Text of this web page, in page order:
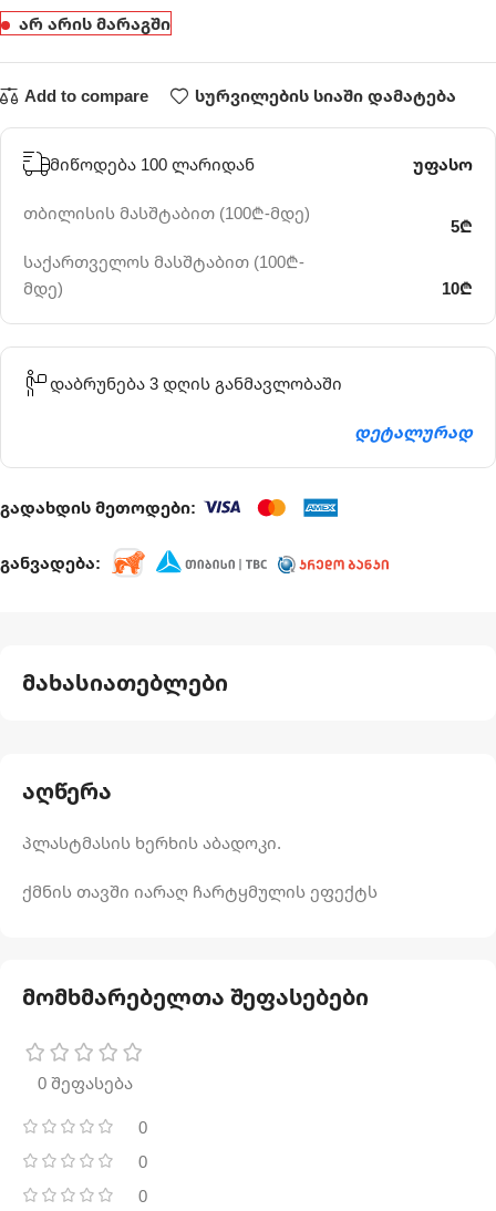
არ არის მარაგში
Add to compare სურვილების სიაში დამატება
მიწოდება 100 ლარიდან
თბილისის მასშტაბით (100₾-მდე)
საქართველოს მასშტაბით (100₾-
მდე)
უფასო
5₾
10₾
დაბრუნება 3 დღის განმავლობაში
დეტალურად
გადახდის მეთოდები:
განვადება:
აღწერა
პლასტმასის ხერხის აბადოკი.
ქმნის თავში იარაღ ჩარტყმულის ეფექტს
მახასიათებლები
მომხმარებელთა შეფასებები
0 შეფასება
0
0
0